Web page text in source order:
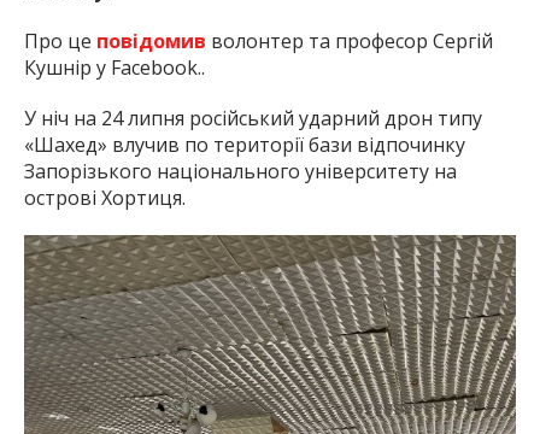
Про це повідомив волонтер та професор Сергій
Кушнір у Facebook..
У ніч на 24 липня російський ударний дрон типу
«Шахед» влучив по території бази відпочинку
Запорізького національного університету на
острові Хортиця.